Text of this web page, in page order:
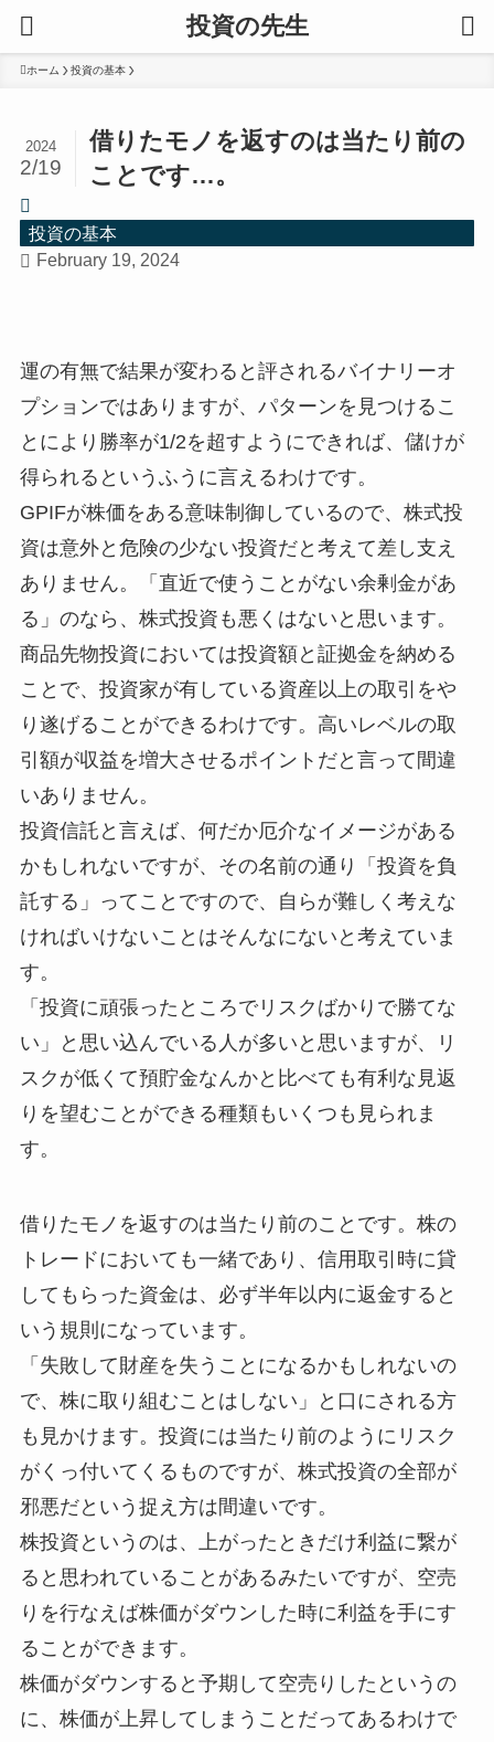
投資の先生
ホーム 投資の基本
借りたモノを返すのは当たり前の
ことです…。
2024
2/19
投資の基本
February 19, 2024
運の有無で結果が変わると評されるバイナリーオ
プションではありますが、パターンを見つけるこ
とにより勝率が1/2を超すようにできれば、儲けが
得られるというふうに言えるわけです。
GPIFが株価をある意味制御しているので、株式投
資は意外と危険の少ない投資だと考えて差し支え
ありません。「直近で使うことがない余剰金があ
る」のなら、株式投資も悪くはないと思います。
商品先物投資においては投資額と証拠金を納める
ことで、投資家が有している資産以上の取引をや
り遂げることができるわけです。高いレベルの取
引額が収益を増大させるポイントだと言って間違
いありません。
投資信託と言えば、何だか厄介なイメージがある
かもしれないですが、その名前の通り「投資を負
託する」ってことですので、自らが難しく考えな
ければいけないことはそんなにないと考えていま
す。
「投資に頑張ったところでリスクばかりで勝てな
い」と思い込んでいる人が多いと思いますが、リ
スクが低くて預貯金なんかと比べても有利な見返
りを望むことができる種類もいくつも見られま
す。
借りたモノを返すのは当たり前のことです。株の
トレードにおいても一緒であり、信用取引時に貸
してもらった資金は、必ず半年以内に返金すると
いう規則になっています。
「失敗して財産を失うことになるかもしれないの
で、株に取り組むことはしない」と口にされる方
も見かけます。投資には当たり前のようにリスク
がくっ付いてくるものですが、株式投資の全部が
邪悪だという捉え方は間違いです。
株投資というのは、上がったときだけ利益に繋が
ると思われていることがあるみたいですが、空売
りを行なえば株価がダウンした時に利益を手にす
ることができます。
株価がダウンすると予期して空売りしたというの
に、株価が上昇してしまうことだってあるわけで